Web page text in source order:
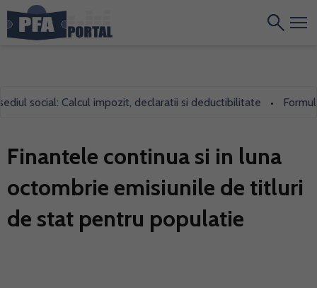
social: Calcul impozit, declaratii si deductibilitate •
Finantele continua si in luna
octombrie emisiunile de titluri
de stat pentru populatie